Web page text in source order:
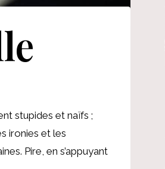
stupides et naïfs ;
ironies et les
Pire, en s’appuyant